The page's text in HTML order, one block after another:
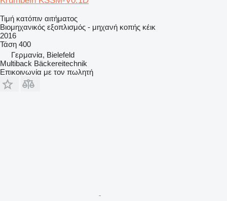
Τιμή κατόπιν αιτήματος
Βιομηχανικός εξοπλισμός - μηχανή κοπής κέικ
2016
Τάση 400
Γερμανία, Bielefeld
Multiback Bäckereitechnik
Επικοινωνία με τον πωλητή